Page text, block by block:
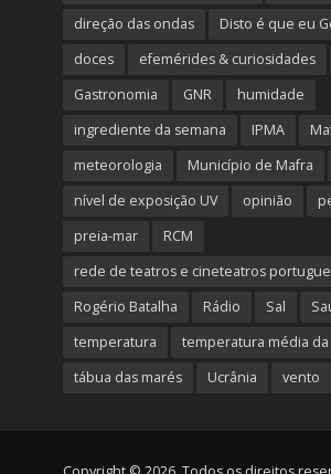
direção das ondas
Disto é que eu
doces
efemérides & curiosidades
Gastronomia
GNR
humidade
ingrediente da semana
IPMA
meteorologia
Município de Mafra
nível de exposição UV
opinião
preia-mar
RCM
rede de teatros e cineteatros
Rogério Batalha
Rádio Sal
temperatura
temperatura média da
tábua das marés
Ucrânia vento